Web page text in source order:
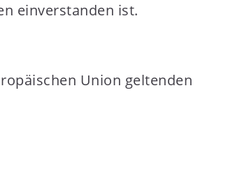
einverstanden ist.
Union geltenden